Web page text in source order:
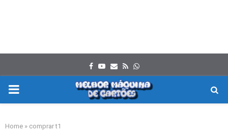
Facebook
Youtube
Email
RssWhatsapp
PRIMARY
Home » comprar t1